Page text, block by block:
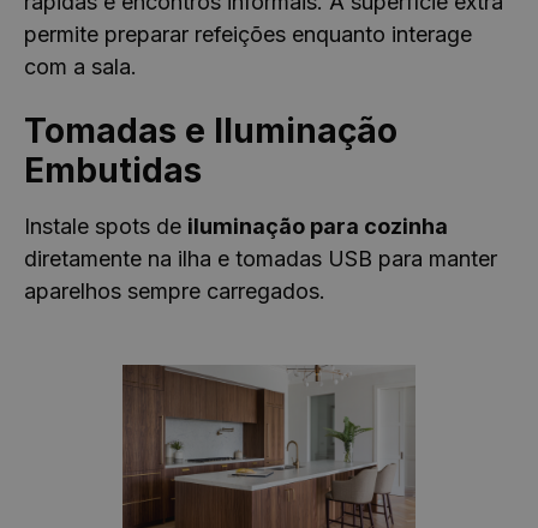
permite preparar refeições enquanto interage
com a sala.
Tomadas e Iluminação
Embutidas
Instale spots de iluminação para cozinha
diretamente na ilha e tomadas USB para manter
aparelhos sempre carregados.